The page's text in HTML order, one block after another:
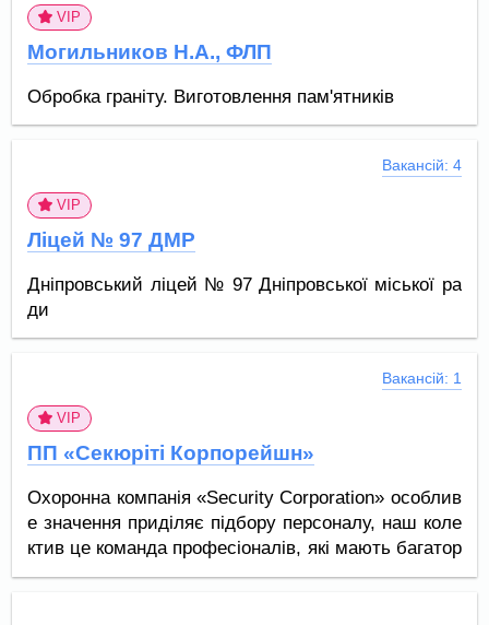
VIP
Могильников Н.А., ФЛП
Обробка граніту. Виготовлення пам'ятників
Вакансій: 4
VIP
Ліцей № 97 ДМР
Дніпровський ліцей № 97 Дніпровської міської ра
ди
Вакансій: 1
VIP
ПП «Секюріті Корпорейшн»
Охоронна компанія «Security Corporation» особлив
е значення приділяє підбору персоналу, наш коле
ктив це команда професіоналів, які мають багатор
ічний досвід роботи у сфері охорони та безпеки.